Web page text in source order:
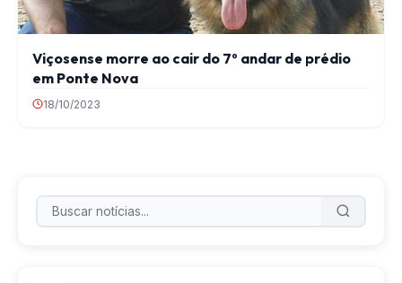
Viçosense morre ao cair do 7º andar de prédio
em Ponte Nova
18/10/2023